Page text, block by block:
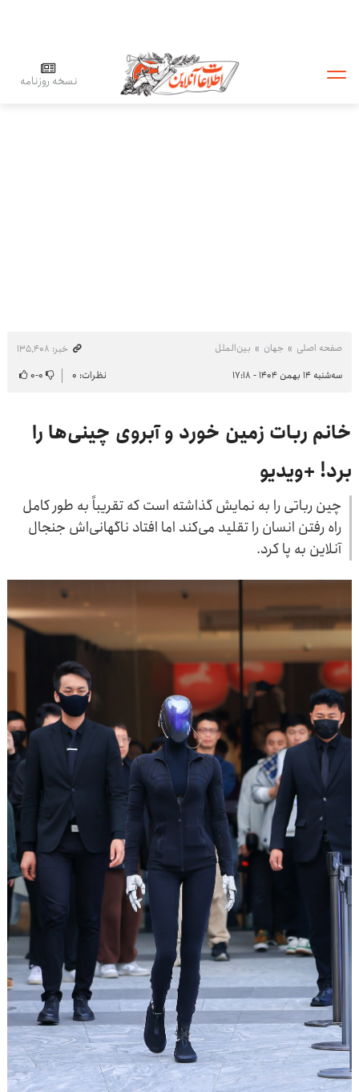
نسخه روزنامه
صفحه اصلی جهان بین‌الملل
خبر: ۱۳۵٬۴۰۸
سه‌شنبه ۱۴ بهمن ۱۴۰۴ - ۱۷:۱۸
نظرات: ۰ ۰-۰
خانم ربات زمین خورد و آبروی چینی‌ها را
برد! +ویدیو
چین رباتی را به نمایش گذاشته است که تقریباً به طور کامل
راه رفتن انسان را تقلید می‌کند اما افتاد ناگهانی‌اش جنجال
آنلاین به پا کرد.